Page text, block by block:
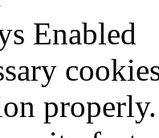
Enabled